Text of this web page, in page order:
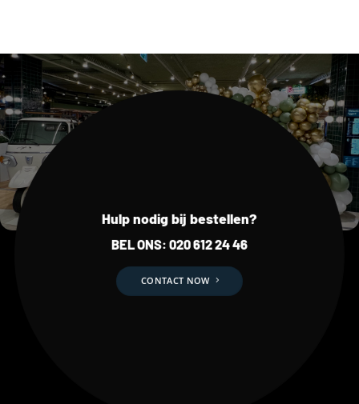
Hulp nodig bij bestellen?
BEL ONS: 020 612 24 46
CONTACT NOW